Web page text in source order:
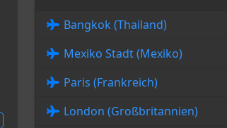
Bangkok (Thailand)
Mexiko Stadt (Mexiko)
Paris (Frankreich)
London (Großbritannien)